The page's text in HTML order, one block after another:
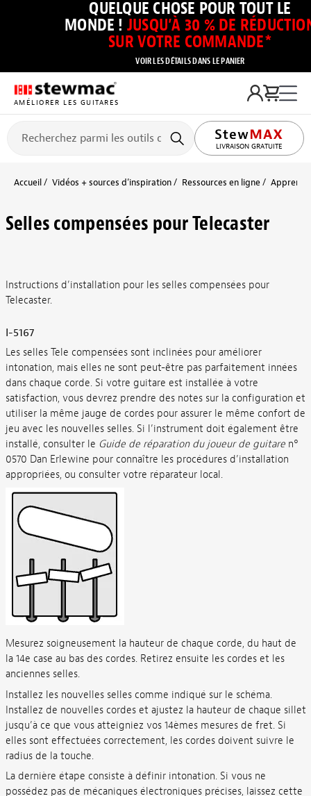
QUELQUE CHOSE POUR TOUT LE
MONDE ! JUSQU’À 30 % DE
SUR VOTRE COMMANDE*
VOIR LES DÉTAILS DANS LE PANIER
AMÉLIORER LES GUITARES
LIVRAISON GRATUITE
Accueil Vidéos + sources d’inspiration Ressources en ligne
Selles compensées pour Telecaster
Instructions d’installation pour les selles compensées pour
Telecaster.
I-5167
Les selles Tele compensées sont inclinées pour améliorer
intonation, mais elles ne sont peut-être pas parfaitement innées
dans chaque corde. Si votre guitare est installée à votre
satisfaction, vous devrez prendre des notes sur la configuration et
utiliser la même jauge de cordes pour assurer le même confort de
jeu avec les nouvelles selles. Si l’instrument doit également être
installé, consulter le Guide de réparation du joueur de guitaren°
0570 Dan Erlewine pour connaître les procédures d’installation
appropriées, ou consulter votre réparateur local.
Mesurez soigneusement la hauteur de chaque corde, du haut de
la 14e case au bas des cordes. Retirez ensuite les cordes et les
anciennes selles.
Installez les nouvelles selles comme indiqué sur le schéma.
Installez de nouvelles cordes et ajustez la hauteur de chaque sillet
jusqu’à ce que vous atteigniez vos 14èmes mesures de fret. Si
elles sont effectuées correctement, les cordes doivent suivre le
radius de la touche.
La dernière étape consiste à définir intonation. Si vous ne
possédez pas de mécaniques électroniques précises, laissez cette